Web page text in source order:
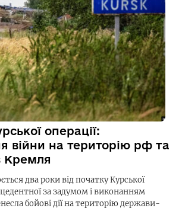
операції:
війни на територію рф та
Кремля
два роки від початку Курської
за задумом і виконанням
бойові дії на територію держави-